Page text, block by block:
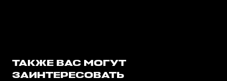
ТАКЖЕ ВАС МОГУТ
ЗАИНТЕРЕСОВАТЬ